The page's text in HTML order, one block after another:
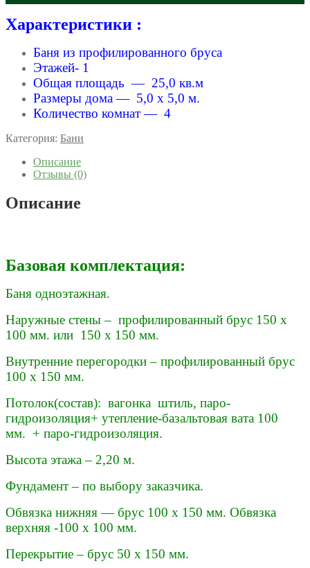
Характеристики :
Баня из профилированного бруса
Этажей- 1
Общая площадь — 25,0 кв.м
Размеры дома — 5,0 x 5,0 м.
Количество комнат — 4
Категория: Бани
Описание
Отзывы (0)
Описание
Базовая комплектация:
Баня одноэтажная.
Наружные стены – профилированный брус 150 х
100 мм. или 150 х 150 мм.
Внутренние перегородки – профилированный брус
100 х 150 мм.
Потолок(состав): вагонка штиль, паро-
гидроизоляция+ утепление-базальтовая вата 100
мм. + паро-гидроизоляция.
Высота этажа – 2,20 м.
Фундамент – по выбору заказчика.
Обвязка нижняя — брус 100 х 150 мм. Обвязка
верхняя -100 х 100 мм.
Перекрытие – брус 50 х 150 мм.